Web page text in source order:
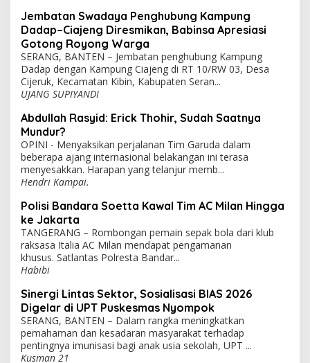
Jembatan Swadaya Penghubung Kampung
Dadap–Ciajeng Diresmikan, Babinsa Apresiasi
Gotong Royong Warga
SERANG, BANTEN – Jembatan penghubung Kampung
Dadap dengan Kampung Ciajeng di RT 10/RW 03, Desa
Cijeruk, Kecamatan Kibin, Kabupaten Seran...
UJANG SUPIYANDI
Abdullah Rasyid: Erick Thohir, Sudah Saatnya
Mundur?
OPINI - Menyaksikan perjalanan Tim Garuda dalam
beberapa ajang internasional belakangan ini terasa
menyesakkan. Harapan yang telanjur memb...
Hendri Kampai.
Polisi Bandara Soetta Kawal Tim AC Milan Hingga
ke Jakarta
TANGERANG – Rombongan pemain sepak bola dari klub
raksasa Italia AC Milan mendapat pengamanan
khusus. Satlantas Polresta Bandar...
Habibi
Sinergi Lintas Sektor, Sosialisasi BIAS 2026
Digelar di UPT Puskesmas Nyompok
SERANG, BANTEN – Dalam rangka meningkatkan
pemahaman dan kesadaran masyarakat terhadap
pentingnya imunisasi bagi anak usia sekolah, UPT ...
Kusman 21